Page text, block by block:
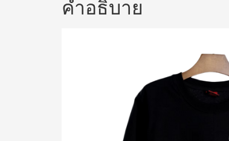
คำอธิบาย